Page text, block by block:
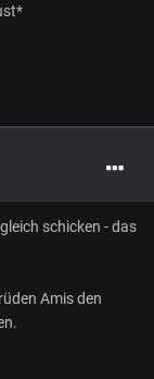
schicken - das
Amis den